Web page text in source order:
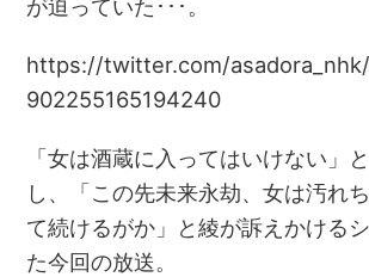
が迫っていた･･･。
https://twitter.com/
902255165194240
「女は酒蔵に入ってはいけない」
し、「この先未来永劫、女は汚れ
て続けるがか」と綾が訴えかける
た今回の放送。